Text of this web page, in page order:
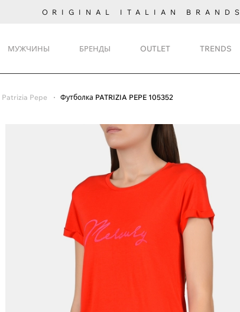
ORIGINAL ITALIAN BRANDS
МУЖЧИНЫ БРЕНДЫ OUTLET TRENDS
Patrizia Pepe Футболка PATRIZIA PEPE 105352